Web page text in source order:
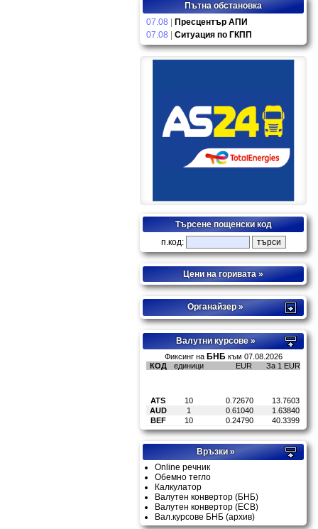
Пътна обстановка
07.08
Пресцентър АПИ
07.08
Ситуация по ГКПП
Търсене пощенски код
п.код:
Цени на горивата »
Органайзер »
Валутни курсове »
Връзки »
Online речник
Обемно тегло
Калкулатор
Валутен конвертор (БНБ)
Валутен конвертор (ECB)
Вал.курсове БНБ (архив)